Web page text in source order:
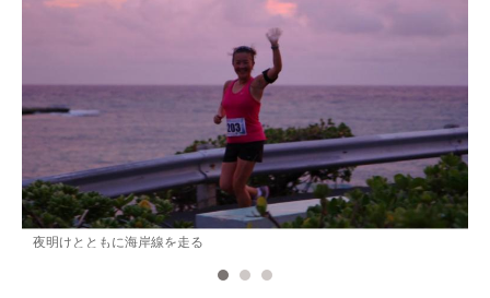
夜明けとともに海岸線を走る